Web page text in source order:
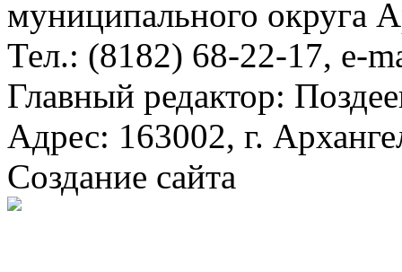
муниципального округа
Тел.: (8182) 68-22-17, e-
Главный редактор:
Адрес: 163002, г.
Создание сайта